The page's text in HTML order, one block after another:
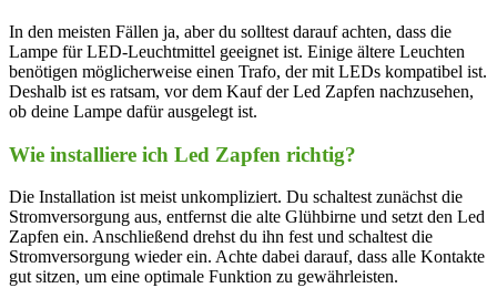
In den⁣ meisten Fällen ⁣ja, ‌aber du solltest darauf achten, dass die
⁤Lampe für‍ LED-Leuchtmittel geeignet⁤ ist. Einige ältere Leuchten
benötigen möglicherweise einen Trafo, der mit ​LEDs⁤ kompatibel ist.
Deshalb ist es ‍ratsam, vor dem Kauf der Led Zapfen nachzusehen,
ob⁢ deine⁢ Lampe dafür‍ ausgelegt‍ ist.
Wie installiere ich Led Zapfen richtig?
Die Installation ist meist unkompliziert. Du‍ schaltest⁤ zunächst die
Stromversorgung aus, entfernst​ die alte Glühbirne und setzt den Led​
Zapfen ⁣ein. Anschließend drehst du ihn fest ‌und schaltest die
Stromversorgung ‍wieder ein. Achte dabei darauf, dass alle ⁢Kontakte
gut sitzen, um eine⁤ optimale Funktion zu gewährleisten.